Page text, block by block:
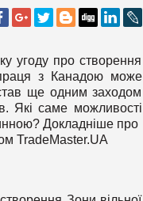
угоду про створення
з Канадою може
ще одним заходом
Які саме можливості
Докладніше про
TradeMaster.UA